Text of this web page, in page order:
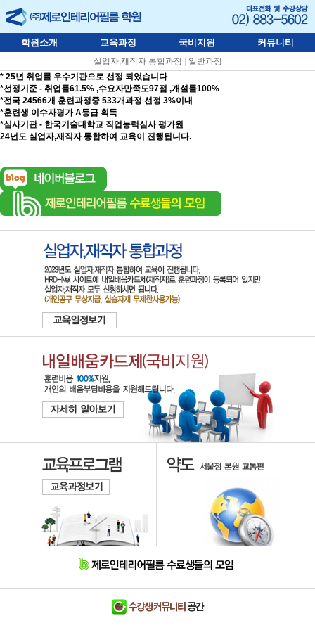
학원소개 교육과정 국비지원 커뮤니티
실업자,재직자 통합과정
일반과정
* 25년 취업률 우수기관으로 선정 되었습니다
*선정기준 - 취업률61.5% ,수요자만족도97점 ,개설률100%
*전국 24566개 훈련과정중 533개과정 선정 3%이내
*훈련생 이수자평가 A등급 획득
*심사기관 - 한국기술대학교 직업능력심사 평가원
24년도 실업자,재직자 통합하여 교육이 진행됩니다.